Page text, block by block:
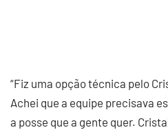
“Fiz uma opção técnica pelo
Achei que a equipe precisava
a posse que a gente quer.